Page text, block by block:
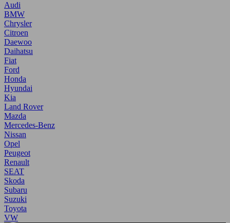
Audi
BMW
Chrysler
Citroen
Daewoo
Daihatsu
Fiat
Ford
Honda
Hyundai
Kia
Land Rover
Mazda
Mercedes-Benz
Nissan
Opel
Peugeot
Renault
SEAT
Skoda
Subaru
Suzuki
Toyota
VW